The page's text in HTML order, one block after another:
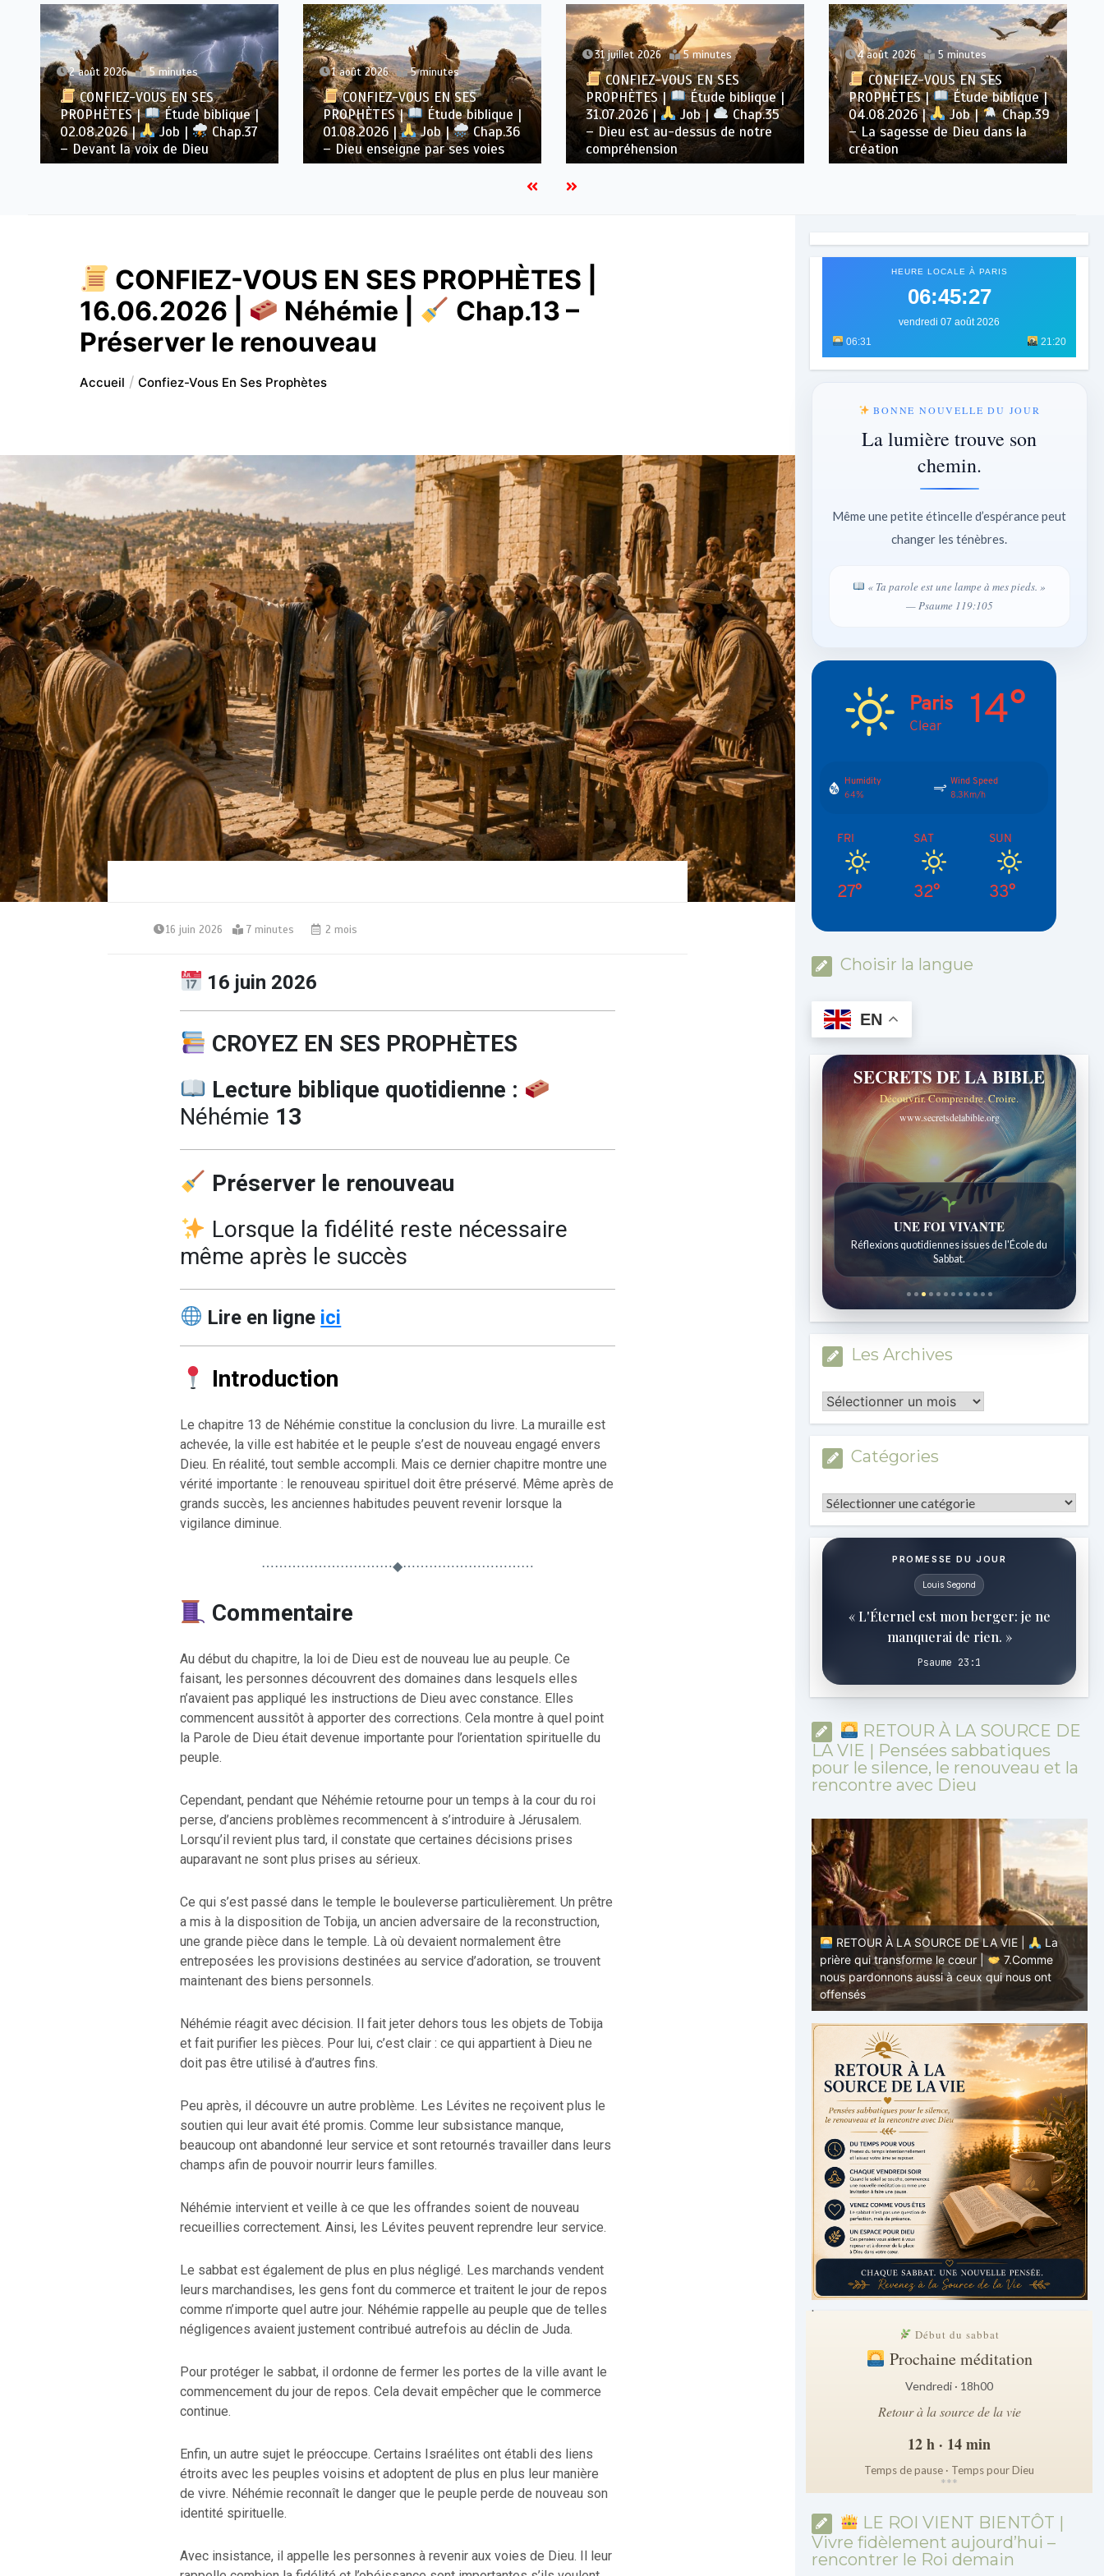
2 août 2026 5 minutes
CONFIEZ-VOUS EN SES
PROPHÈTES |
Étude biblique |
02.08.2026 |
Job |
Chap.37
– Devant la voix de Dieu
1 août 2026 5 minutes
CONFIEZ-VOUS EN SES
PROPHÈTES |
Étude biblique |
01.08.2026 |
Job |
Chap.36
– Dieu enseigne par ses voies
31 juillet 2026 5 minutes
CONFIEZ-VOUS EN SES
PROPHÈTES |
Étude biblique |
31.07.2026 |
Job |
Chap.35
– Dieu est au-dessus de notre
compréhension
4 août 2026 5 minutes
CONFIEZ-VOUS EN SES
PROPHÈTES |
Étude biblique |
04.08.2026 |
Job |
Chap.39
– La sagesse de Dieu dans la
création
CONFIEZ-VOUS EN SES PROPHÈTES |
16.06.2026 |
Néhémie |
Chap.13 –
Préserver le renouveau
Accueil Confiez-Vous En Ses Prophètes
16 juin 2026 7 minutes 2 mois
16 juin 2026
CROYEZ EN SES PROPHÈTES
Lecture biblique quotidienne :
Néhémie 13
Préserver le renouveau
Lorsque la fidélité reste nécessaire
même après le succès
Lire en ligne ici
Introduction
Le chapitre 13 de Néhémie constitue la conclusion du livre. La muraille est
achevée, la ville est habitée et le peuple s’est de nouveau engagé envers
Dieu. En réalité, tout semble accompli. Mais ce dernier chapitre montre une
vérité importante : le renouveau spirituel doit être préservé. Même après de
grands succès, les anciennes habitudes peuvent revenir lorsque la
vigilance diminue.
⋯⋯⋯⋯⋯⋯⋯⋯⋯⋯◆⋯⋯⋯⋯⋯⋯⋯⋯⋯⋯
Commentaire
Au début du chapitre, la loi de Dieu est de nouveau lue au peuple. Ce
faisant, les personnes découvrent des domaines dans lesquels elles
n’avaient pas appliqué les instructions de Dieu avec constance. Elles
commencent aussitôt à apporter des corrections. Cela montre à quel point
la Parole de Dieu était devenue importante pour l’orientation spirituelle du
peuple.
Cependant, pendant que Néhémie retourne pour un temps à la cour du roi
perse, d’anciens problèmes recommencent à s’introduire à Jérusalem.
Lorsqu’il revient plus tard, il constate que certaines décisions prises
auparavant ne sont plus prises au sérieux.
Ce qui s’est passé dans le temple le bouleverse particulièrement. Un prêtre
a mis à la disposition de Tobija, un ancien adversaire de la reconstruction,
une grande pièce dans le temple. Là où devaient normalement être
entreposées les provisions destinées au service d’adoration, se trouvent
maintenant des biens personnels.
Néhémie réagit avec décision. Il fait jeter dehors tous les objets de Tobija
et fait purifier les pièces. Pour lui, c’est clair : ce qui appartient à Dieu ne
doit pas être utilisé à d’autres fins.
Peu après, il découvre un autre problème. Les Lévites ne reçoivent plus le
soutien qui leur avait été promis. Comme leur subsistance manque,
beaucoup ont abandonné leur service et sont retournés travailler dans leurs
champs afin de pouvoir nourrir leurs familles.
Néhémie intervient et veille à ce que les offrandes soient de nouveau
recueillies correctement. Ainsi, les Lévites peuvent reprendre leur service.
Le sabbat est également de plus en plus négligé. Les marchands vendent
leurs marchandises, les gens font du commerce et traitent le jour de repos
comme n’importe quel autre jour. Néhémie rappelle au peuple que de telles
négligences avaient justement contribué autrefois au déclin de Juda.
Pour protéger le sabbat, il ordonne de fermer les portes de la ville avant le
commencement du jour de repos. Cela devait empêcher que le commerce
continue.
Enfin, un autre sujet le préoccupe. Certains Israélites ont établi des liens
étroits avec les peuples voisins et adoptent de plus en plus leur manière
de vivre. Néhémie reconnaît le danger que le peuple perde de nouveau son
identité spirituelle.
Avec insistance, il appelle les personnes à revenir aux voies de Dieu. Il leur
HEURE LOCALE À PARIS
06:45:29
vendredi 07 août 2026
06:31
21:20
BONNE NOUVELLE DU JOUR
La lumière trouve son
chemin.
Même une petite étincelle d’espérance peut
changer les ténèbres.
« Ta parole est une lampe à mes pieds. »
— Psaume 119:105
Paris
Clear 14°
Humidity
64%
Wind Speed
8.3Km/h
FRI
27°
SAT
32°
SUN
33°
Choisir la langue
EN
SECRETS DE LA BIBLE
Découvrir. Comprendre. Croire.
www.secretsdelabible.org
Histoires bibliques étonnantes
Histoires pour les enfants de 7 à 12 ans.
Les Archives
Les
Archives
Catégories
Catégories
PROMESSE DU JOUR
Louis Segond
« L'Éternel est mon berger: je ne
manquerai de rien. »
Psaume 23:1
RETOUR À LA SOURCE DE
LA VIE | Pensées sabbatiques
pour le silence, le renouveau et la
rencontre avec Dieu
RETOUR À LA SOURCE DE LA VIE |
La
prière qui transforme le cœur |
RETOUR À LA SOURCE DE LA VIE |
RETOUR À LA SOURCE DE LA VIE |
La
prière qui transforme le cœur |
7.Comme
nous pardonnons aussi à ceux qui nous ont
offensés
.
Début du sabbat
Prochaine méditation
Vendredi · 18h00
Retour à la source de la vie
12 h · 14 min
Temps de pause · Temps pour Dieu
***
LE ROI VIENT BIENTÔT |
Vivre fidèlement aujourd’hui –
rencontrer le Roi demain